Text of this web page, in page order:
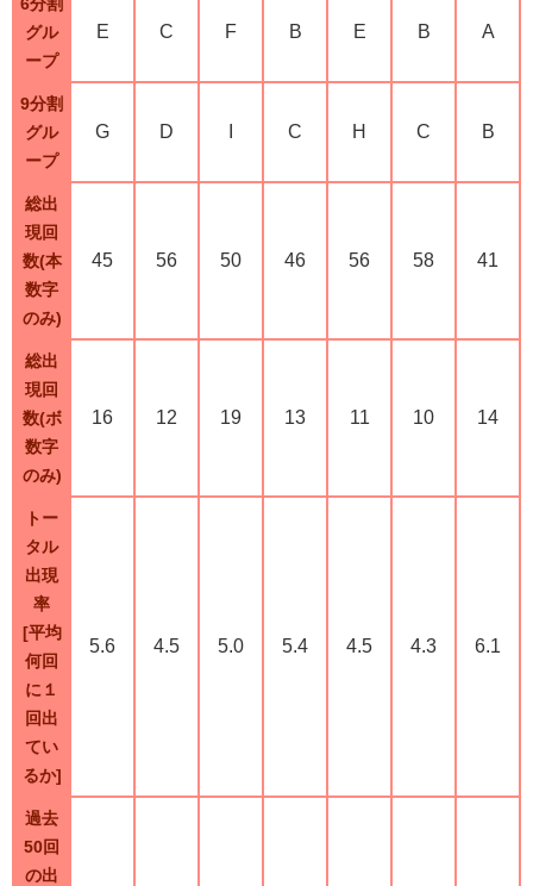
グル
ープ
E C F B E B A
9分割
グル
ープ
G D C H C B
総出
現回
数(本
数字
のみ)
45 56 50 46 56 58 41
総出
現回
数(ボ
数字
のみ)
16 12 19 13 11 10 14
トー
タル
出現
率
[平均
何回
に１
回出
てい
るか]
5.6 4.5 5.0 5.4 4.5 4.3 6.1
過去
50回
の出